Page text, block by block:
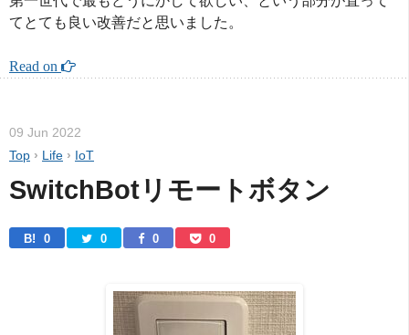
てとても良い改善だと思いました。
Read on
09 Jun 2022
Top › Life › IoT
SwitchBotリモートボタン
B! 0 0 0 0